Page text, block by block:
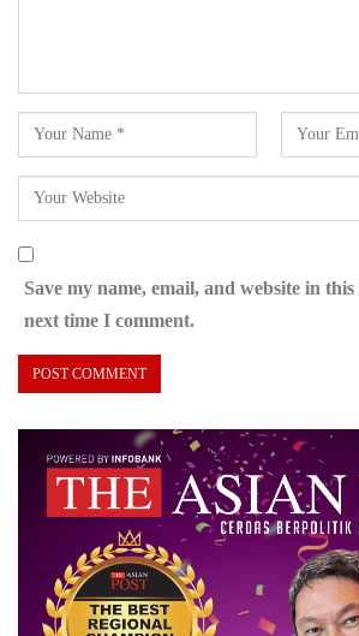
Save my name, email, and website in
next time I comment.